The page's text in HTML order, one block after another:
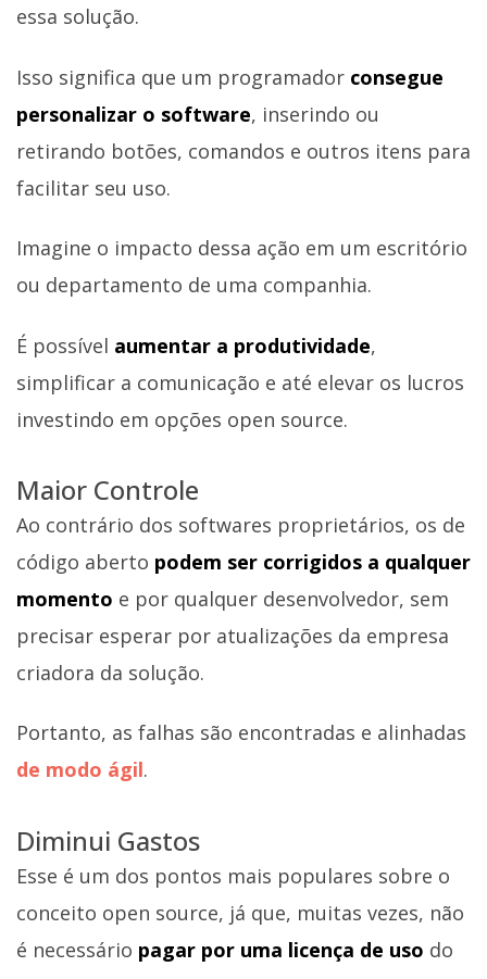
essa solução.
Isso significa que um programador consegue
personalizar o software, inserindo ou
retirando botões, comandos e outros itens para
facilitar seu uso.
Imagine o impacto dessa ação em um escritório
ou departamento de uma companhia.
É possível aumentar a produtividade,
simplificar a comunicação e até elevar os lucros
investindo em opções open source.
Maior Controle
Ao contrário dos softwares proprietários, os de
código aberto podem ser corrigidos a qualquer
momento e por qualquer desenvolvedor, sem
precisar esperar por atualizações da empresa
criadora da solução.
Portanto, as falhas são encontradas e alinhadas
de modo ágil.
Diminui Gastos
Esse é um dos pontos mais populares sobre o
conceito open source, já que, muitas vezes, não
é necessário pagar por uma licença de uso do